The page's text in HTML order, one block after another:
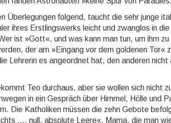
Überlegungen fol­gend, taucht die sehr junge
ihres Erst­lings­werks leicht und zwang­los in
ist »Gott«, und was kann man tun, um ihm
der am »Ein­gang vor dem gol­de­nen
Leh­re­rin es an­ge­ord­net hat, den an­de­ren
Teo durchaus, aber sie wollen sich nicht
in ein Gespräch über Him­mel, Hölle
Die Katho­li­ken müssen die zehn Gebote
..., null, ab­so­lu­te Leere«. Mama, die man